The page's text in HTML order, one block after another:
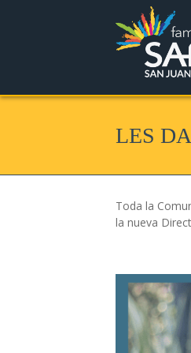
LES
Toda la
la nueva